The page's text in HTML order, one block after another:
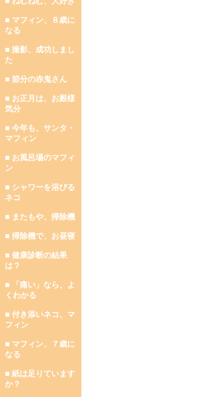
■ マフィン、８歳に
なる
■ 撮影、成功しまし
た
■ 節分の赤鬼さん
■ お正月は、お殿様
気分
■ 今年も、サンタ・
マフィン
■ お風呂場のマフィ
ン
■ シャワーを浴びる
ネコ
■ またもや、掃除機
■ 掃除機で、お昼寝
■ 健康診断の結果
は？
■ 「痛い」なら、よ
くわかる
■ 付き添いネコ、マ
フィン
■ マフィン、７歳に
なる
■ 紙は足りています
か？